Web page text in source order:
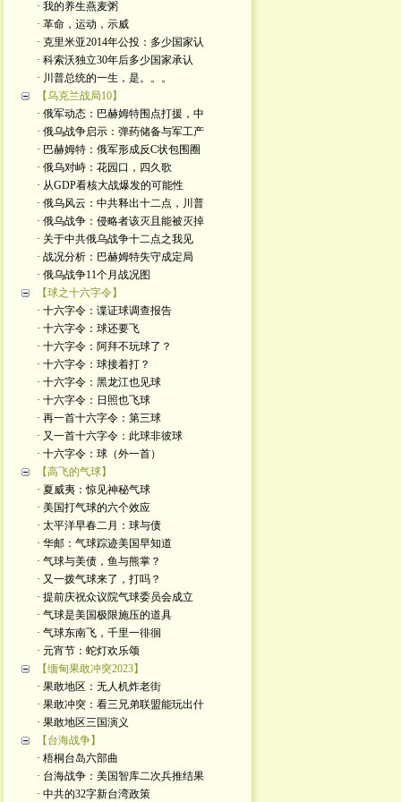
· 我的养生燕麦粥
· 革命，运动，示威
· 克里米亚2014年公投：多少国家认
· 科索沃独立30年后多少国家承认
· 川普总统的一生，是。。。
【乌克兰战局10】
· 俄军动态：巴赫姆特围点打援，中
· 俄乌战争启示：弹药储备与军工产
· 巴赫姆特：俄军形成反C状包围圈
· 俄乌对峙：花园口，四久歌
· 从GDP看核大战爆发的可能性
· 俄乌风云：中共释出十二点，川普
· 俄乌战争：侵略者该灭且能被灭掉
· 关于中共俄乌战争十二点之我见
· 战况分析：巴赫姆特失守成定局
· 俄乌战争11个月战况图
【球之十六字令】
· 十六字令：谍证球调查报告
· 十六字令：球还要飞
· 十六字令：阿拜不玩球了？
· 十六字令：球接着打？
· 十六字令：黑龙江也见球
· 十六字令：日照也飞球
· 再一首十六字令：第三球
· 又一首十六字令：此球非彼球
· 十六字令：球（外一首）
【高飞的气球】
· 夏威夷：惊见神秘气球
· 美国打气球的六个效应
· 太平洋早春二月：球与债
· 华邮：气球踪迹美国早知道
· 气球与美债，鱼与熊掌？
· 又一拨气球来了，打吗？
· 提前庆祝众议院气球委员会成立
· 气球是美国极限施压的道具
· 气球东南飞，千里一徘徊
· 元宵节：蛇灯欢乐颂
【缅甸果敢冲突2023】
· 果敢地区：无人机炸老街
· 果敢冲突：看三兄弟联盟能玩出什
· 果敢地区三国演义
【台海战争】
· 梧桐台岛六部曲
· 台海战争：美国智库二次兵推结果
· 中共的32字新台湾政策